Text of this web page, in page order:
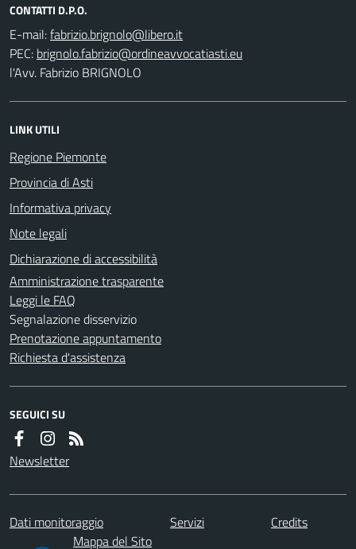
CONTATTI D.P.O.
E-mail:
PEC:
l'Avv. Fabrizio BRIGNOLO
LINK UTILI
Regione Piemonte
Provincia di Asti
Informativa privacy
Note legali
Dichiarazione di accessibilità
Amministrazione trasparente
Leggi le FAQ
Segnalazione disservizio
Prenotazione appuntamento
Richiesta d'assistenza
SEGUICI SU
Newsletter
Dati monitoraggio Servizi
Credits
Mappa del Sito